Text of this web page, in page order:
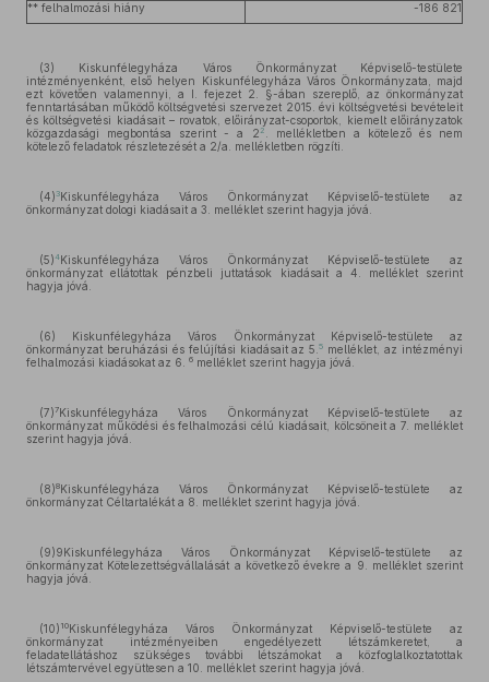
** felhalmozási hiány
-186 821
(3) Kiskunfélegyháza Város Önkormányzat Képviselő-testülete
intézményenként, első helyen Kiskunfélegyháza Város Önkormányzata, majd
ezt követően valamennyi, a I. fejezet 2. §-ában szereplő, az önkormányzat
fenntartásában működő költségvetési szervezet 2015. évi költségvetési bevételeit
és költségvetési kiadásait – rovatok, előirányzat-csoportok, kiemelt előirányzatok
közgazdasági megbontása szerint - a 2 2
. mellékletben a kötelező és nem
kötelező feladatok részletezését a 2/a. mellékletben rögzíti.
(4) 3Kiskunfélegyháza Város Önkormányzat Képviselő-testülete az
önkormányzat dologi kiadásait a 3. melléklet szerint hagyja jóvá.
(5)4Kiskunfélegyháza Város Önkormányzat Képviselő-testülete az
önkormányzat ellátottak pénzbeli juttatások kiadásait a 4. melléklet szerint
hagyja jóvá.
(6) Kiskunfélegyháza Város Önkormányzat Képviselő-testülete az
önkormányzat beruházási és felújítási kiadásait az 5.5 melléklet, az intézményi
felhalmozási kiadásokat az 6.
6 melléklet szerint hagyja jóvá.
(7)7Kiskunfélegyháza Város Önkormányzat Képviselő-testülete az
önkormányzat működési és felhalmozási célú kiadásait, kölcsöneit a 7. melléklet
szerint hagyja jóvá.
(8)8Kiskunfélegyháza Város Önkormányzat Képviselő-testülete az
önkormányzat Céltartalékát a 8. melléklet szerint hagyja jóvá.
(9)9Kiskunfélegyháza Város Önkormányzat Képviselő-testülete az
önkormányzat Kötelezettségvállalását a következő évekre a 9. melléklet szerint
hagyja jóvá.
(10) 10Kiskunfélegyháza Város Önkormányzat Képviselő-testülete az
önkormányzat intézményeiben engedélyezett létszámkeretet, a
feladatellátáshoz szükséges további létszámokat a közfoglalkoztatottak
létszámtervével együttesen a 10. melléklet szerint hagyja jóvá.